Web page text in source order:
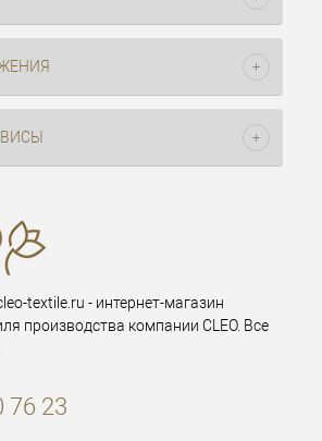
textile.ru - интернет-магазин
производства компании CLEO. Все
76 23